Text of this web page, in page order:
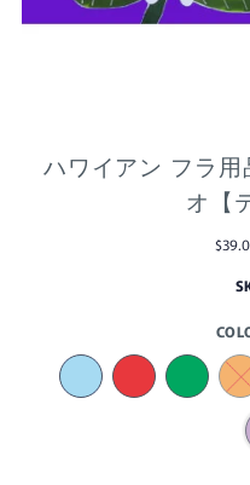
ハワイアン フラ
オ【